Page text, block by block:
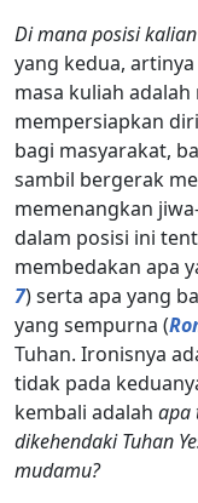
Di mana posisi
yang kedua,
masa kuliah
mempersiapkan
bagi masyarakat,
sambil bergerak
memenangkan
dalam posisi ini
membedakan apa
7) serta apa yang
yang sempurna (
Tuhan. Ironisnya
tidak pada
kembali adalah apa
dikehendaki Tuhan
mudamu?